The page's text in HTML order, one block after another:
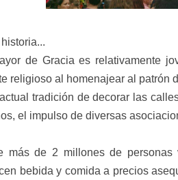
de Gracia es relativamente
religioso al homenajear al patrón
tradición de decorar las
el impulso de diversas
más de 2 millones de
bebida y comida a precios